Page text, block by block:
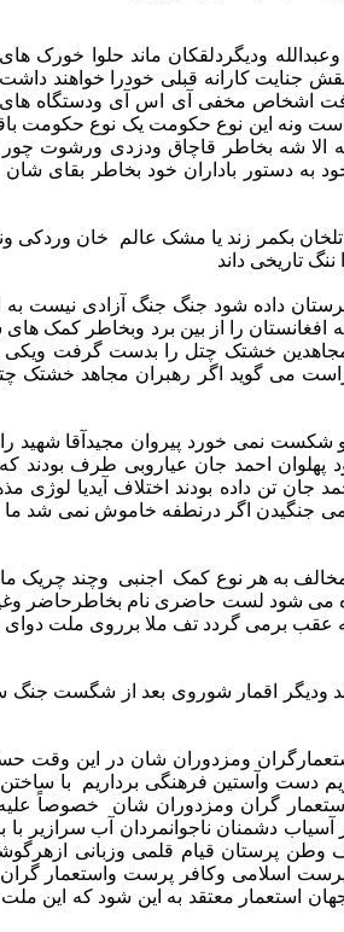
ودیگردلقکان ماند حلوا خورک
جنایت کارانه قبلی خودرا خواهند داشت
اشخاص مخفی آی اس آی ودستگاه
ونه این نوع حکومت یک نوع حکومت
شه بخاطر قاچاق ودزدی ورشوت چور
دستور باداران خود بخاطر بقای شان
بکمر زند یا مشک عالم خان وردکی
تاریخی داند
داده شود جنگ جنگ آزادی نیست به
را از بین برد وبخاطر کمک
خشتک چتل را بدست گرفت ویکی
می گوید اگر رهبران مجاهد خشتک
نمی خورد پیروان مجیدآقا شهید
احمد جان عیاروبی طرف بودند که
تن داده بودند اختلاف آیدیا لوژی
جنگیدن اگر درنطفه خاموش نمی شد ما
به هر نوع کمک اجنبی وچند چریک
می شود لست حاضری نام بخاطرحاضر
عقب برمی گردد تف ملا برروی ملت
ودیگر اقمار شوروی بعد از شگست
ومزدوران شان در این وقت
دست وآستین فرهنگی برداریم با
گران ومزدوران شان خصوصاً
دشمنان ناجوانمردان آب سرازیر
پرستان قیام قلمی وزبانی
اسلامی وکافر پرست واستعمار
استعمار معتقد به این شود که این